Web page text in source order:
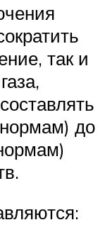
так и
до